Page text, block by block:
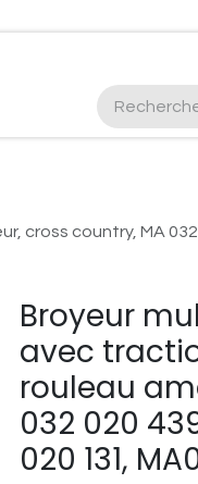
EGO
country, MA 032
Broyeur
avec
rouleau
032 020
020 131,